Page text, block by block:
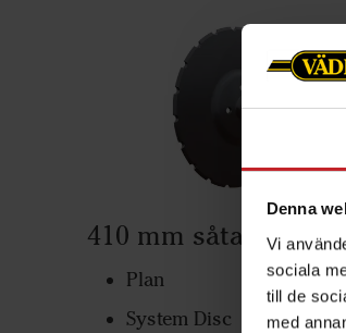
Denna
Vi
sociala
till de
med
410 mm såtallrik
Plan
System Disc